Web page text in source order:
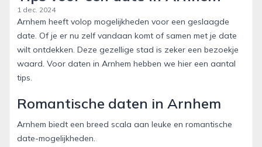
1 dec. 2024
Arnhem heeft volop mogelijkheden voor een geslaagde
date. Of je er nu zelf vandaan komt of samen met je date
wilt ontdekken. Deze gezellige stad is zeker een bezoekje
waard. Voor daten in Arnhem hebben we hier een aantal
tips.
Romantische daten in Arnhem
Arnhem biedt een breed scala aan leuke en romantische
date-mogelijkheden.